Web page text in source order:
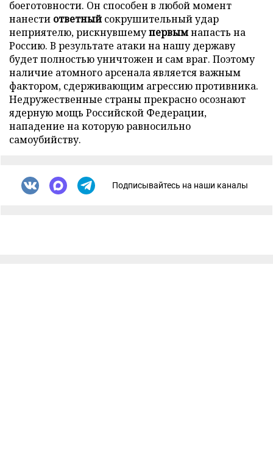
боеготовности. Он способен в любой момент
нанести ответный сокрушительный удар
неприятелю, рискнувшемупервымнапасть на
Россию. В результате атаки на нашу державу
будет полностью уничтожен и сам враг. Поэтому
наличие атомного арсенала является важным
фактором, сдерживающим агрессию противника.
Недружественные страны прекрасно осознают
ядерную мощь Российской Федерации,
нападение на которую равносильно
самоубийству.
Подписывайтесь на наши каналы